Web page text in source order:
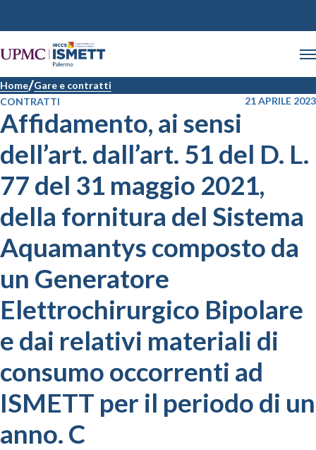
Home Gare e contratti
CONTRATTI
21 APRILE 2023
Affidamento, ai sensi
dell’art. dall’art. 51 del D. L.
77 del 31 maggio 2021,
della fornitura del Sistema
Aquamantys composto da
un Generatore
Elettrochirurgico Bipolare
e dai relativi materiali di
consumo occorrenti ad
ISMETT per il periodo di un
anno. C